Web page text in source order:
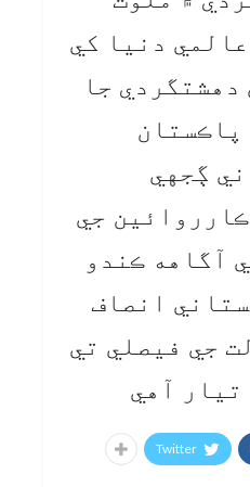
دنيا کي
دهشتگردي جا
پاڪستان
ڳجهي
جي
آگاهه ڪندو
انصاف
جي فيصلي تي
تيار آهي
Twitter